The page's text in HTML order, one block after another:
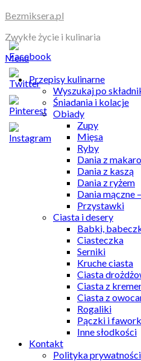
Skip
content
Bezmiksera.pl
Zwykłe życie i kulinaria
Menu
Przepisy kulinarne
Wyszukaj po
Śniadania i kolacje
Obiady
Zupy
Mięsa
Ryby
Dania z
Dania z kaszą
Dania z ryżem
Dania mączne
Przystawki
Ciasta i desery
Babki,
Ciasteczka
Serniki
Kruche ciasta
Ciasta
Ciasta z
Ciasta z
Rogaliki
Pączki i
Inne słodkości
Kontakt
Polityka prywatności